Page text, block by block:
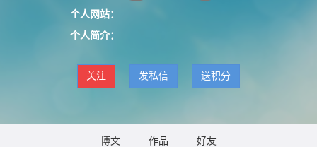
个人网站：
个人简介：
关注 发私信 送积分
博文 作品 好友